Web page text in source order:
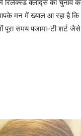
क्लोद्स का चुनाव
आपके मन में ख्याल आ रहा है
समय पजामा-टी शर्ट जैसे